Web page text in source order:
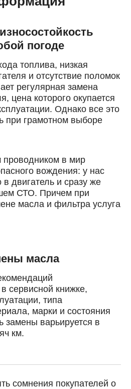
погоде
топлива, низкая
и отсутствие поломок
регулярная замена
цена которого окупается
Однако все это
при грамотном выборе
проводником в мир
вождения: у нас
двигатель и сразу же
СТО. Причем при
масла и фильтра услуга
масла
сервисной книжке,
типа
марки и состояния
замены варьируется в
км.
сомнения покупателей о
Далее
ОК